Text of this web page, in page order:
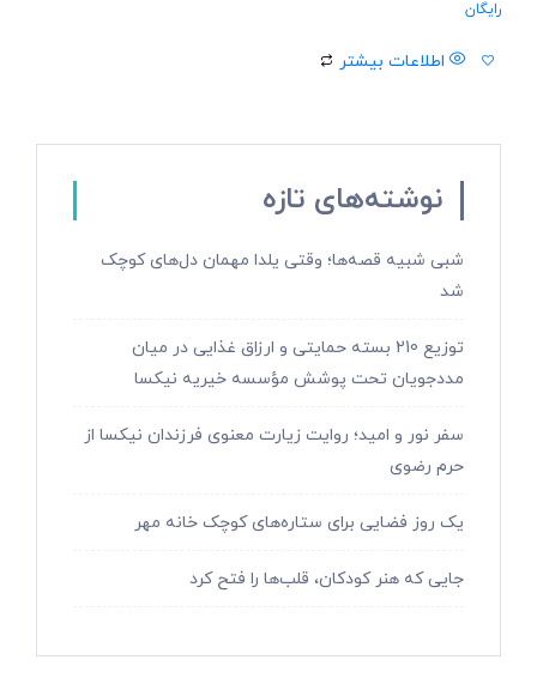
رایگان
اطلاعات بیشتر
نوشته‌های تازه
شبی شبیه قصه‌ها؛ وقتی یلدا مهمان دل‌های کوچک
شد
توزیع 210 بسته حمایتی و ارزاق غذایی در میان
مددجویان تحت پوشش مؤسسه خیریه نیکسا
سفر نور و امید؛ روایت زیارت معنوی فرزندان نیکسا از
حرم رضوی
یک روز فضایی برای ستاره‌های کوچک خانه مهر
جایی که هنر کودکان، قلب‌ها را فتح کرد